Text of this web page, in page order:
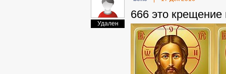
Удален
666 это